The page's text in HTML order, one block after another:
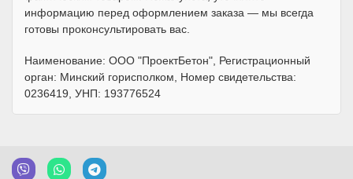
информацию перед оформлением заказа — мы всегда
готовы проконсультировать вас.
Наименование: ООО "ПроектБетон", Регистрационный
орган: Минский горисполком, Номер свидетельства:
0236419, УНП: 193776524